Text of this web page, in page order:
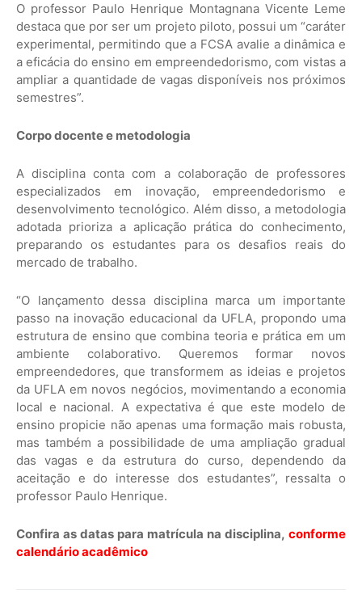
O professor Paulo Henrique Montagnana Vicente Leme
destaca que por ser um projeto piloto, possui um “caráter
experimental, permitindo que a FCSA avalie a dinâmica e
a eficácia do ensino em empreendedorismo, com vistas a
ampliar a quantidade de vagas disponíveis nos próximos
semestres”.
Corpo docente e metodologia
A disciplina conta com a colaboração de professores
especializados em inovação, empreendedorismo e
desenvolvimento tecnológico. Além disso, a metodologia
adotada prioriza a aplicação prática do conhecimento,
preparando os estudantes para os desafios reais do
mercado de trabalho.
“O lançamento dessa disciplina marca um importante
passo na inovação educacional da UFLA, propondo uma
estrutura de ensino que combina teoria e prática em um
ambiente colaborativo. Queremos formar novos
empreendedores, que transformem as ideias e projetos
da UFLA em novos negócios, movimentando a economia
local e nacional. A expectativa é que este modelo de
ensino propicie não apenas uma formação mais robusta,
mas também a possibilidade de uma ampliação gradual
das vagas e da estrutura do curso, dependendo da
aceitação e do interesse dos estudantes”, ressalta o
professor Paulo Henrique.
Confira as datas para matrícula na disciplina, conforme
calendário acadêmico